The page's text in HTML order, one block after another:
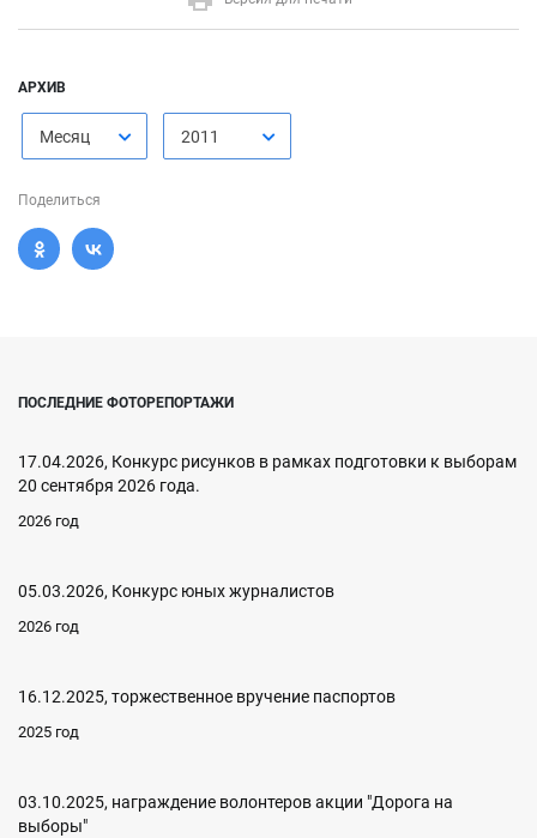
АРХИВ
Месяц 2011
Поделиться
ПОСЛЕДНИЕ ФОТОРЕПОРТАЖИ
17.04.2026, Конкурс рисунков в рамках подготовки к выборам
20 сентября 2026 года.
2026 год
05.03.2026, Конкурс юных журналистов
2026 год
16.12.2025, торжественное вручение паспортов
2025 год
03.10.2025, награждение волонтеров акции "Дорога на
выборы"